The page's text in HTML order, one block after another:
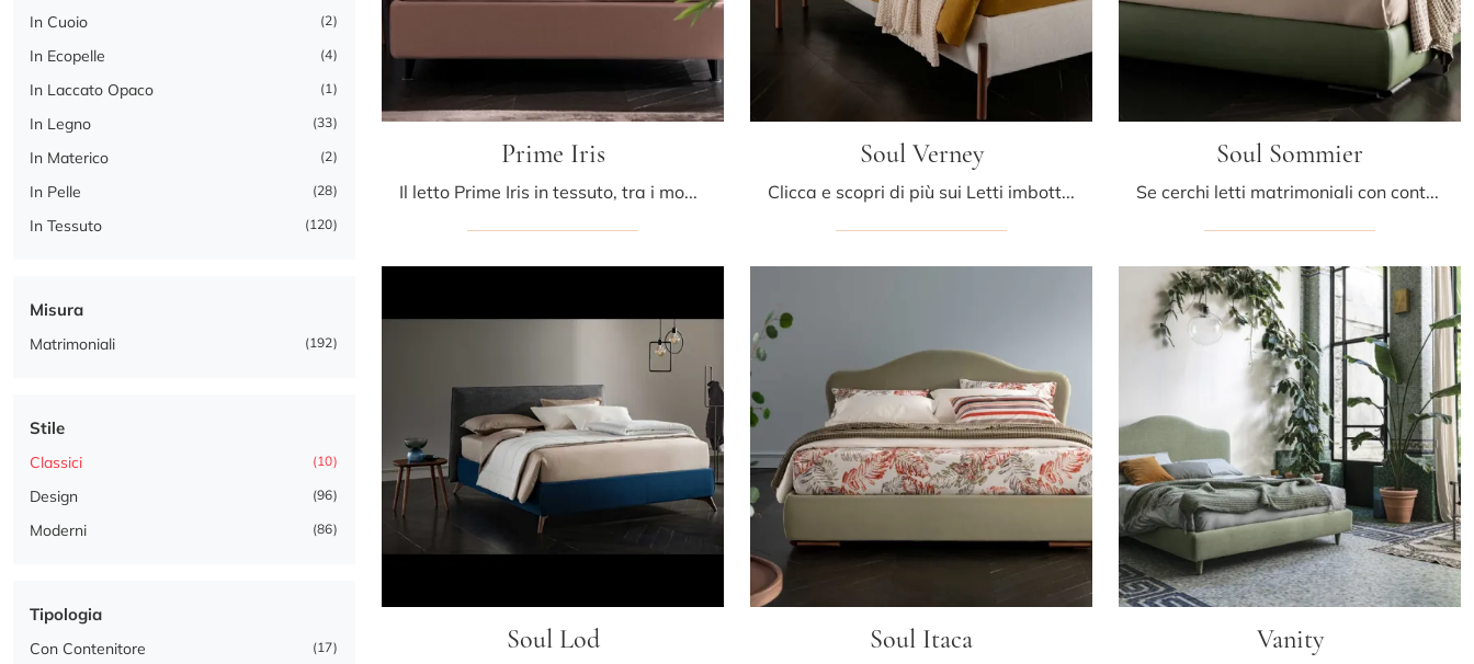
In Cuoio 2
In Ecopelle 4
In Laccato Opaco 1
In Legno 33
In Materico 2
In Pelle 28
In Tessuto 120
Misura
Matrimoniali 192
Stile
Classici 10
Design 96
Moderni 86
Tipologia
Con Contenitore 17
Prime Iris
Il letto Prime Iris in tessuto, tra i modelli imbottiti matrimoniali classici di Altrenotti, è perfetto per assicurarti il relax totale.
Soul Verney
Clicca e scopri di più sui Letti imbottiti: se sei alla ricerca di modelli matrimoniali classici, il modello Soul Verney Altrenotti fa al caso tuo.
Soul Sommier
Se cerchi letti matrimoniali con contenitore, eccoti il modello Soul Sommier in pelle per valorizzare la zona notte.
Soul Lod Soul Itaca Vanity